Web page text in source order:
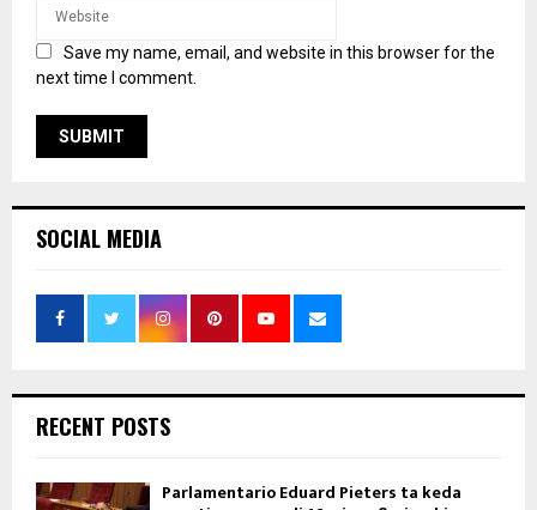
Save my name, email, and website in this browser for the
next time I comment.
SOCIAL MEDIA
RECENT POSTS
Parlamentario Eduard Pieters ta keda